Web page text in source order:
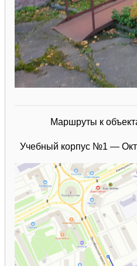
Маршруты к
Учебный корпус №1 —